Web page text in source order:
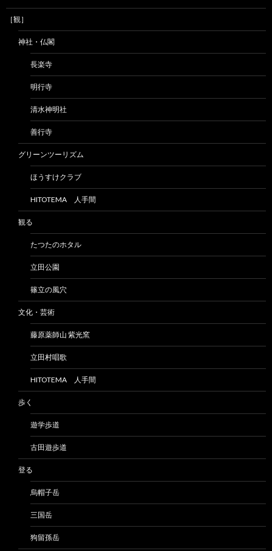
［観］
神社・仏閣
長楽寺
明行寺
清水神明社
善行寺
グリーンツーリズム
ほうすけクラブ
HITOTEMA 人手間
観る
たつたのホタル
立田公園
篠立の風穴
文化・芸術
藤原薬師山 紫光窯
立田村唱歌
HITOTEMA 人手間
歩く
遊学歩道
古田遊歩道
登る
烏帽子岳
三国岳
狗留孫岳